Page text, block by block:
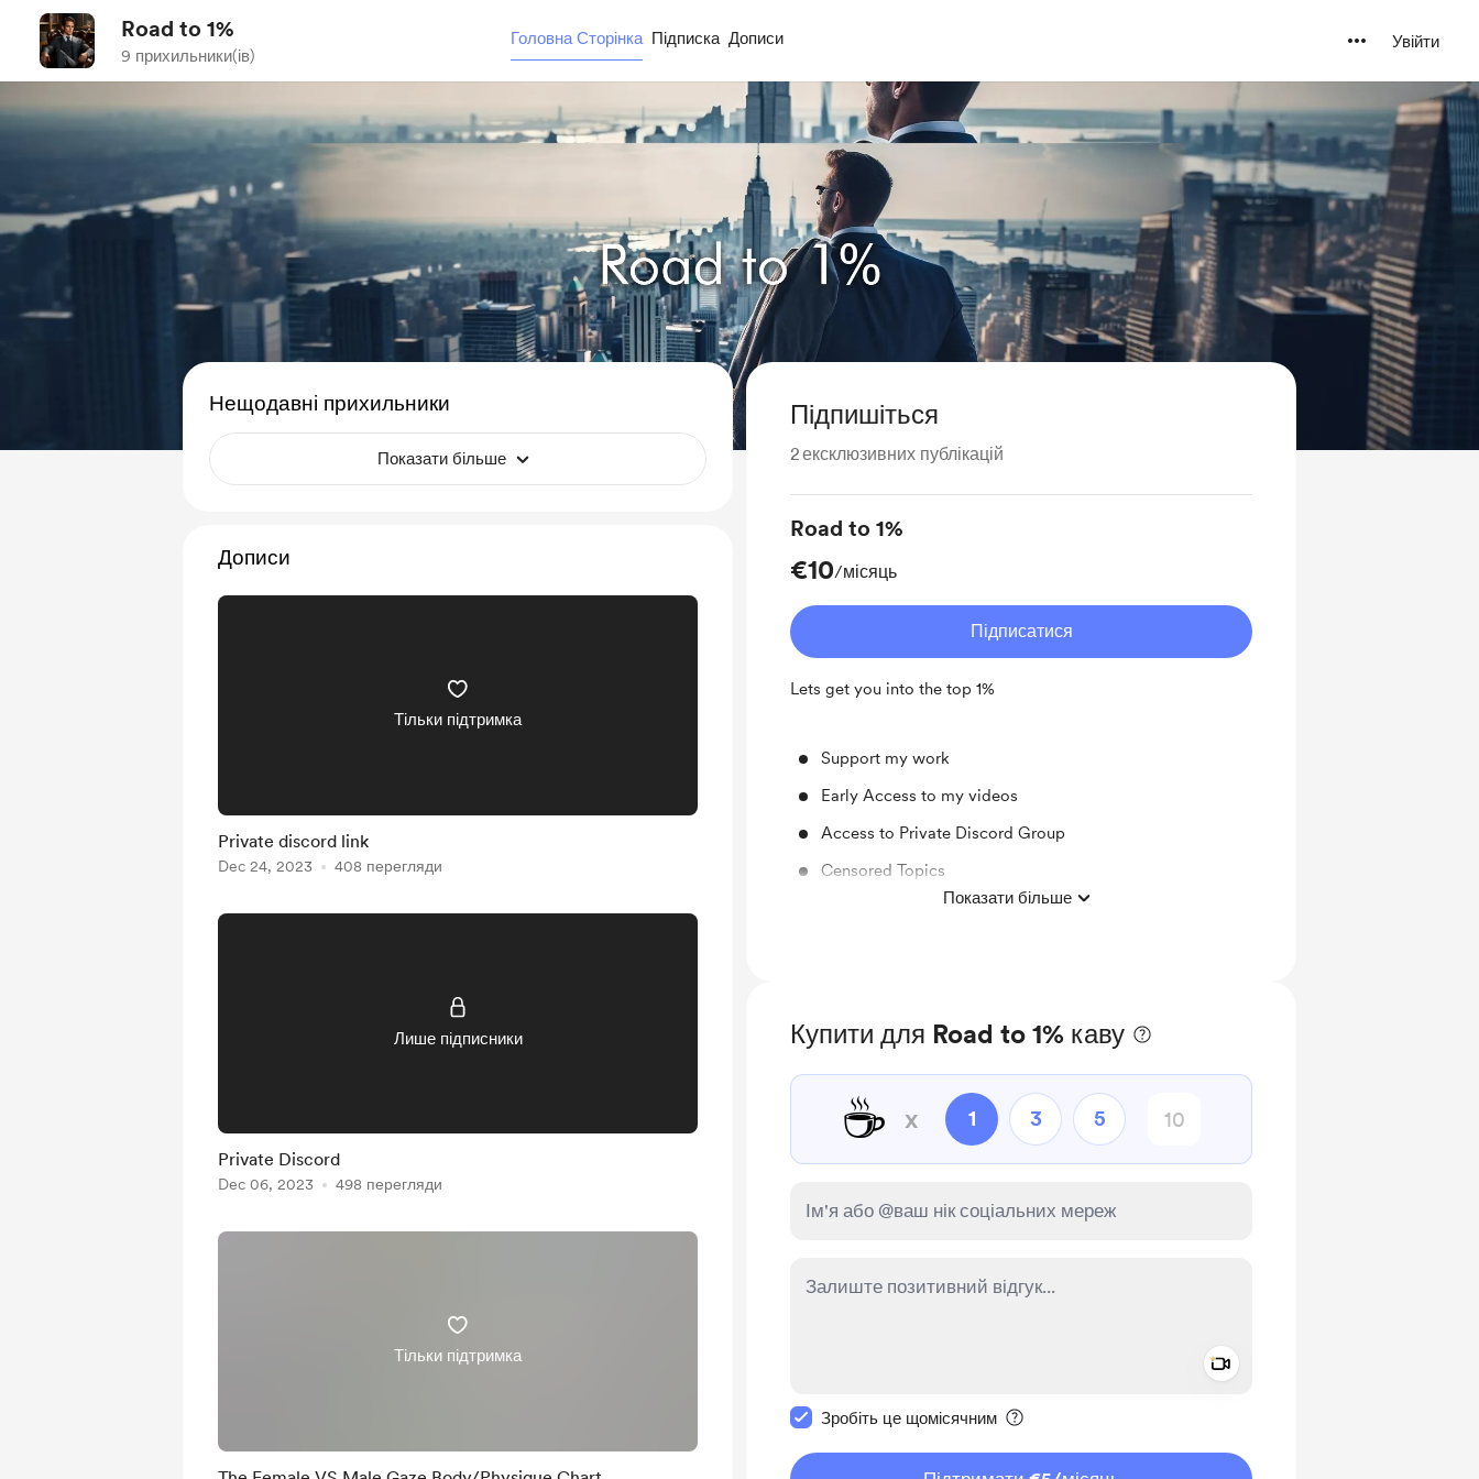
Road to 1%
9 прихильники(ів)
Головна Сторінка Підписка Дописи Увійти
Підпишіться
2ексклюзивних публікацій
Road to 1%
€10/місяць
Підписатися
Lets get you into the top 1%
Support my work
Early Access to my videos
Access to Private Discord Group
Censored Topics
Unlock exclusive posts and messages
Показати більше
Купити для Road to 1% каву
☕ x 1 3 5
Зробіть це щомісячним
Нещодавні прихильники
Показати більше
Дописи
Тільки підтримка
Private discord link
Dec 24, 2023 408 перегляди
Лише підписники
Private Discord
Dec 06, 2023 498 перегляди
Тільки підтримка